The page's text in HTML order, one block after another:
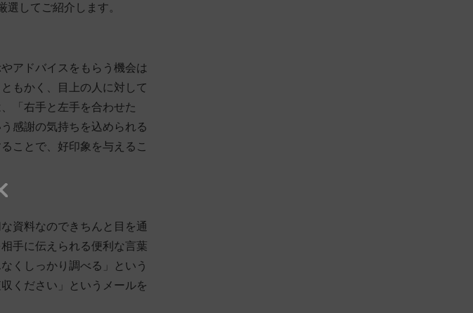
してご紹介します。
アドバイスをもらう機会は
もかく、目上の人に対して
「右手と左手を合わせた
感謝の気持ちを込められる
ことで、好印象を与えるこ
資料なのできちんと目を通
手に伝えられる便利な言葉
くしっかり調べる」という
ください」というメールを